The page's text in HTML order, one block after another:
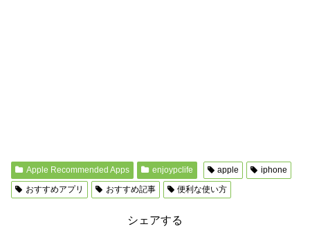
Apple Recommended Apps enjoypclife apple
iphone
おすすめアプリ
おすすめ記事 便利な使い方
シェアする